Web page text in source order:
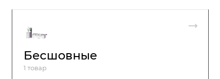
Бесшовные
1 товар